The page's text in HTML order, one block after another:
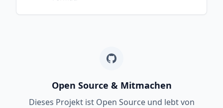
Open Source & Mitmachen
Dieses Projekt ist Open Source und lebt von